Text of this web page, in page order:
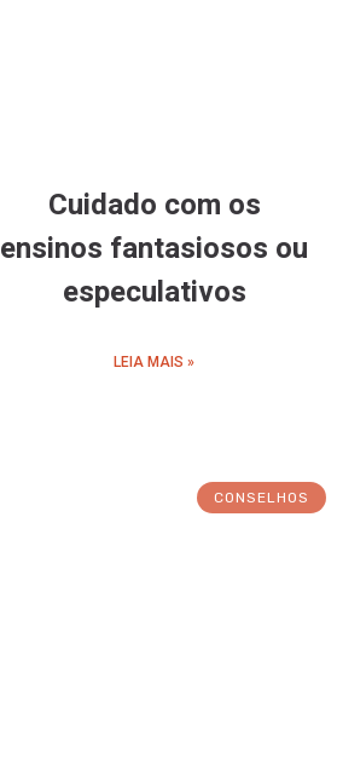
Cuidado com os
ensinos fantasiosos ou
especulativos
LEIA MAIS »
CONSELHOS